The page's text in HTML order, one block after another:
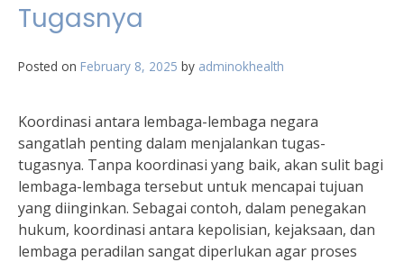
Tugasnya
Posted on February 8, 2025 by adminokhealth
Koordinasi antara lembaga-lembaga negara
sangatlah penting dalam menjalankan tugas-
tugasnya. Tanpa koordinasi yang baik, akan sulit bagi
lembaga-lembaga tersebut untuk mencapai tujuan
yang diinginkan. Sebagai contoh, dalam penegakan
hukum, koordinasi antara kepolisian, kejaksaan, dan
lembaga peradilan sangat diperlukan agar proses